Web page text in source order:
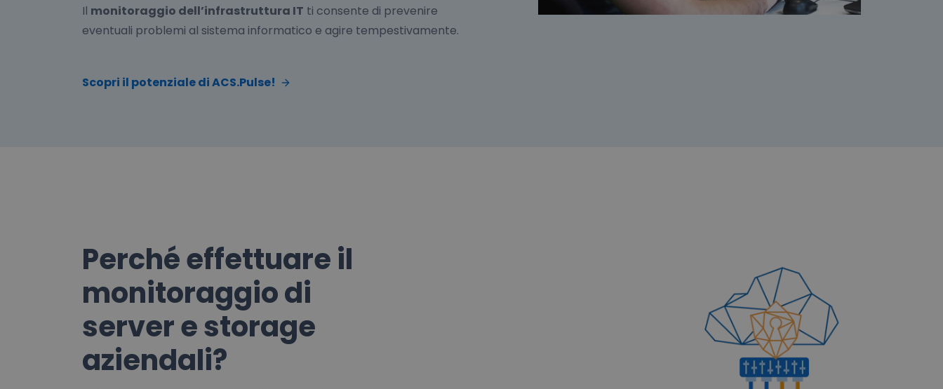
Il monitoraggio dell’infrastruttura IT ti consente di prevenire
eventuali problemi al sistema informatico e agire tempestivamente.
Scopri il potenziale di ACS.Pulse!
Perché effettuare il
monitoraggio di
server e storage
aziendali?